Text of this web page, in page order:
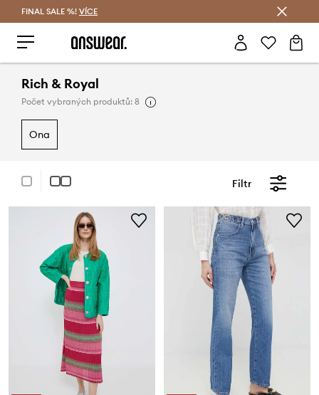
FINAL SALE %! VÍCE
Rich & Royal
Počet vybraných produktů: 8
ona
Filtr